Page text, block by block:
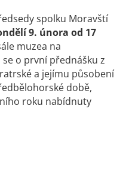
spolku Moravští
9. února od 17
muzea na
se o první přednášku z
a jejímu působení
době,
roku nabídnuty